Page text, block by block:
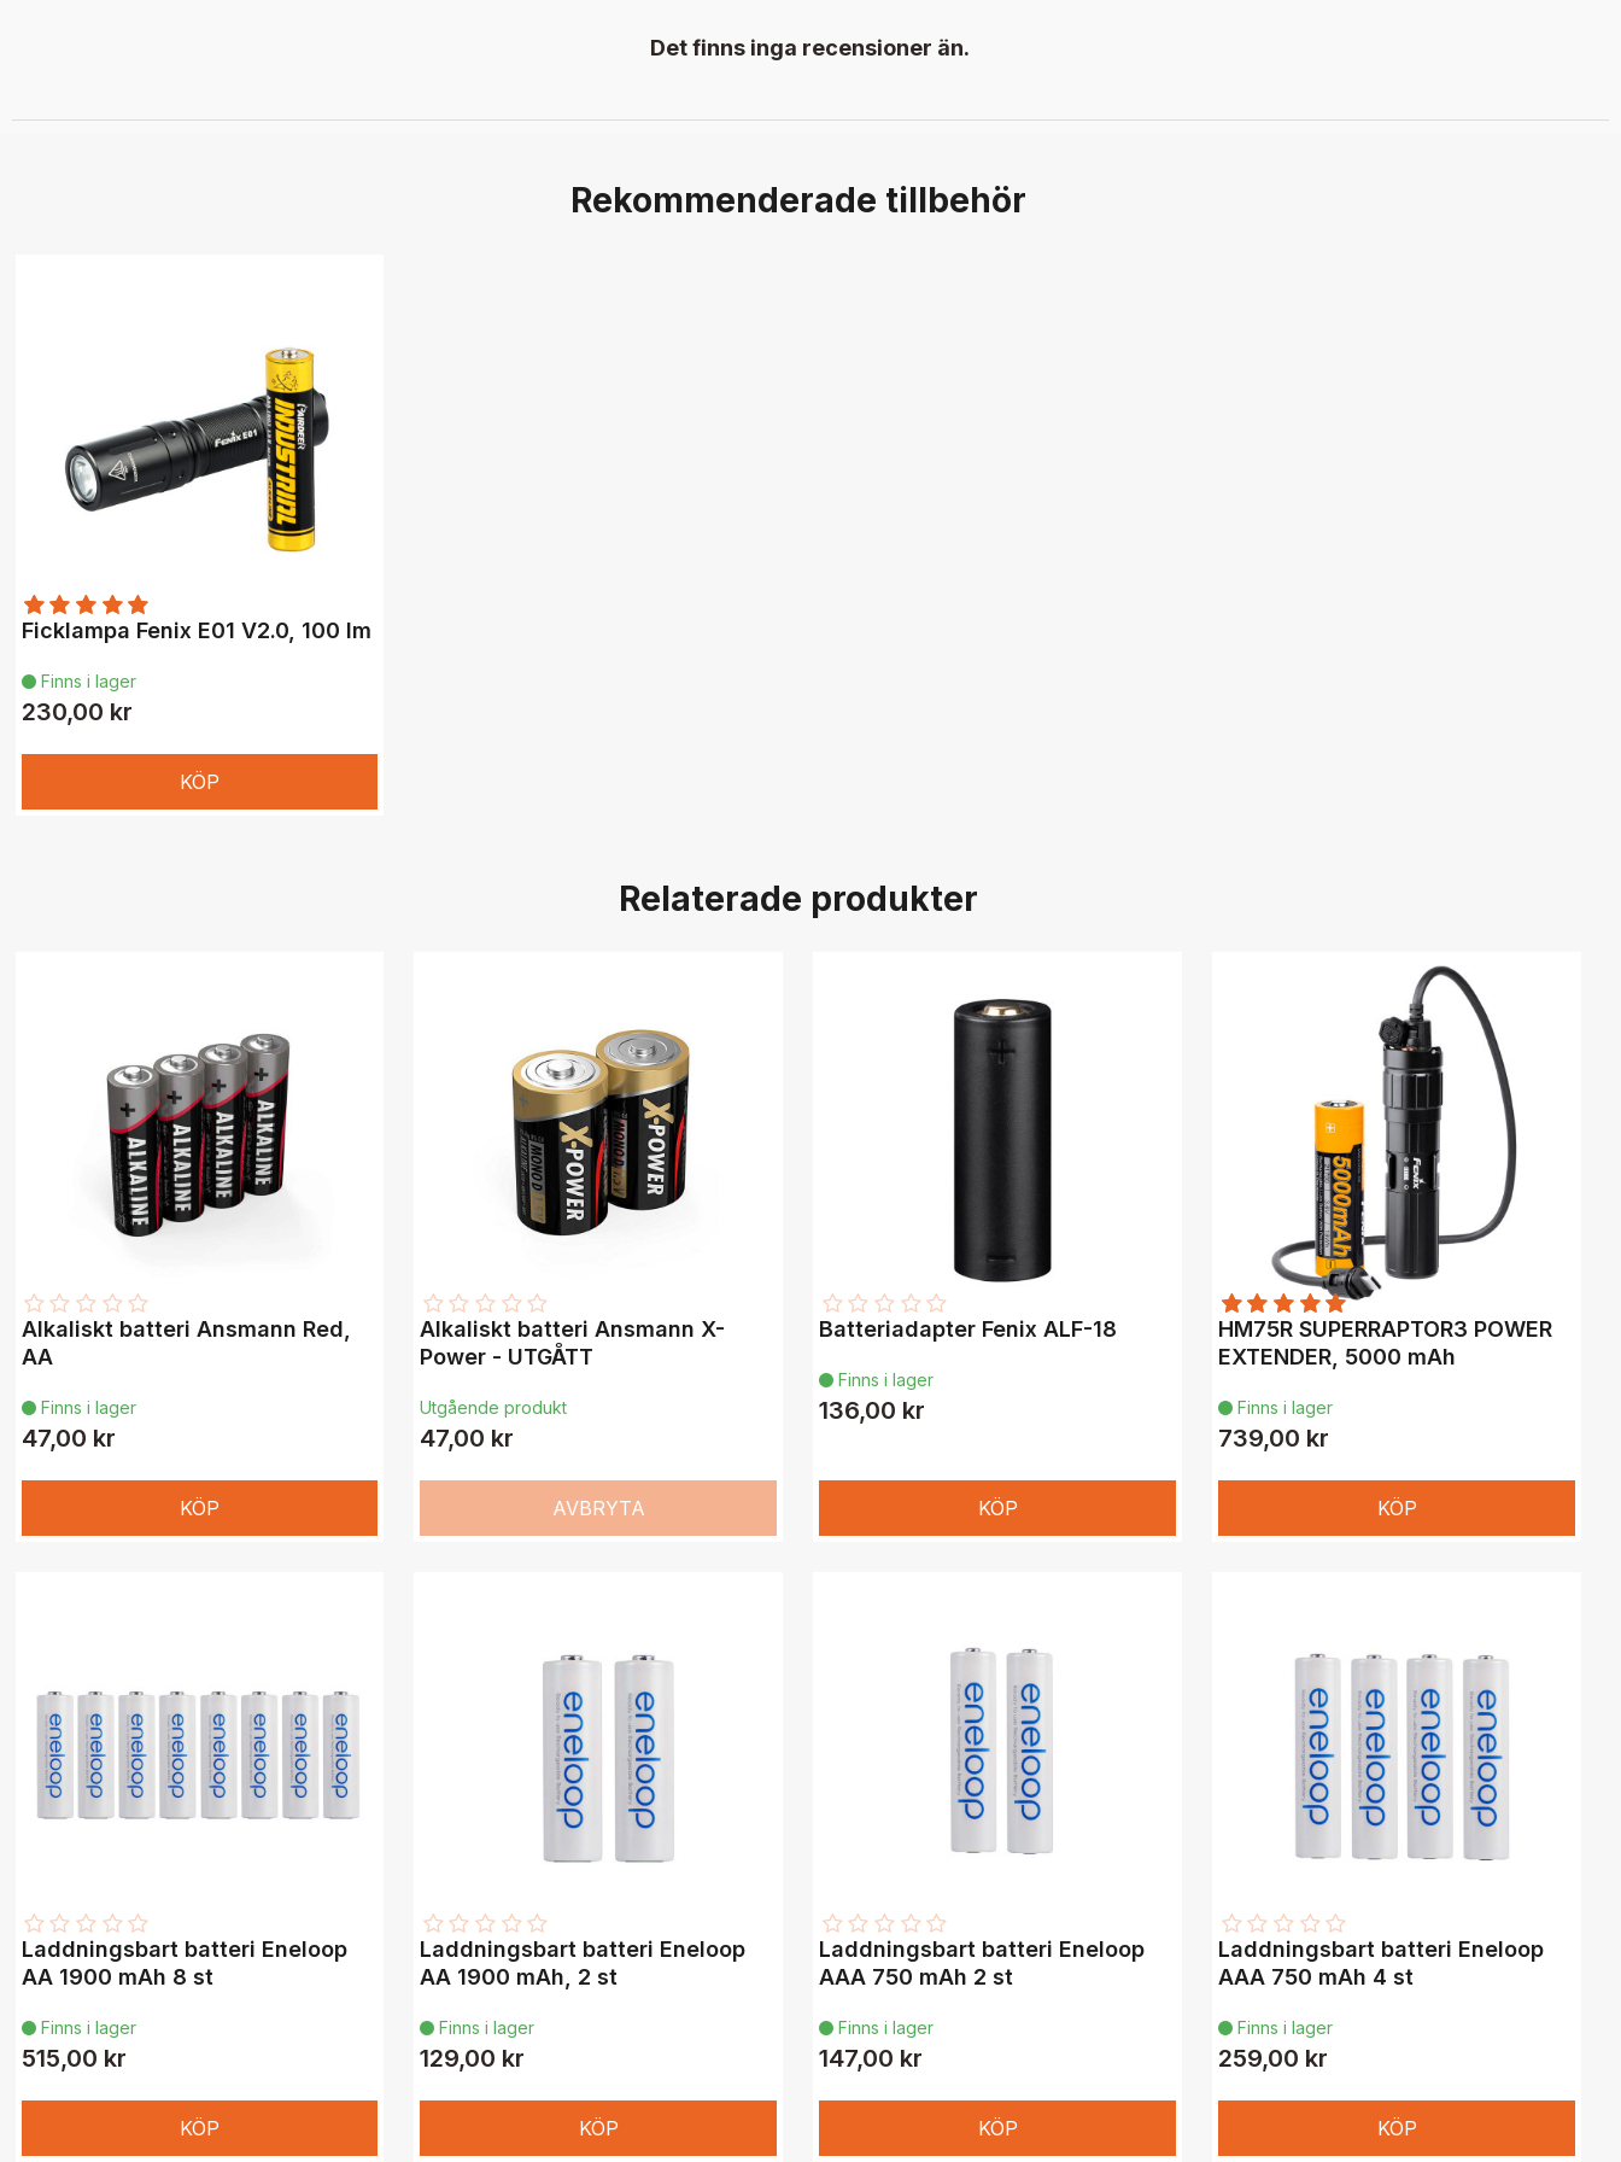
Det finns inga recensioner än.
Rekommenderade tillbehör
Finns i lager
Ficklampa Fenix E01 V2.0, 100 lm
230,00 kr
KÖP
Relaterade produkter
Finns i lager
Alkaliskt batteri Ansmann Red,
AA
47,00 kr
KÖP
Utgående produkt
Alkaliskt batteri Ansmann X-
Power - UTGÅTT
47,00 kr
AVBRYTA
 Finns i lager
Batteriadapter Fenix ALF-18
136,00 kr
KÖP
 Finns i lager
HM75R SUPERRAPTOR3 POWER
EXTENDER, 5000 mAh
739,00 kr
KÖP
Finns i lager
Laddningsbart batteri Eneloop
AA 1900 mAh 8 st
515,00 kr
KÖP
 Finns i lager
Laddningsbart batteri Eneloop
AA 1900 mAh, 2 st
129,00 kr
KÖP
 Finns i lager
Laddningsbart batteri Eneloop
AAA 750 mAh 2 st
147,00 kr
KÖP
 Finns i lager
Laddningsbart batteri Eneloop
AAA 750 mAh 4 st
259,00 kr
KÖP